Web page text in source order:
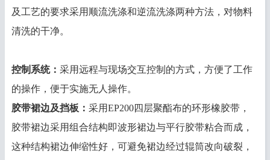
及工艺的要求采用顺流洗涤和逆流洗涤两种方法，对物料
清洗的干净。
控制系统：采用远程与现场交互控制的方式，方便了工作
的操作，便于实施无人操作。
胶带裙边及挡板 ：采用EP200四层聚酯布的环形橡胶带，
胶带裙边采用组合结构即波形裙边与平行胶带粘合而成，
这种结构裙边伸缩性好，可避免裙边经过辊筒改向破裂，